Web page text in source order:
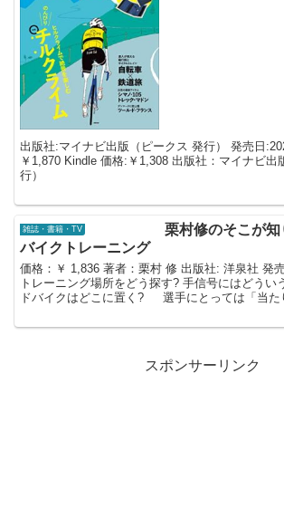
出版社:マイナビ出版（ピークス 発行） 発売日
￥1,870 Kindle 価格:￥1,308 出版社：マイナビ出
行）
雑誌・書籍・TV
栗村修のそこが
バイクトレーニング
価格：￥ 1,836 著者：栗村 修 出版社: 洋泉社 発
トレーニング場所をどう探す? 手信号にはどうい
ドバイクはどこに置く? 選手にとっては「当た
スポンサーリンク